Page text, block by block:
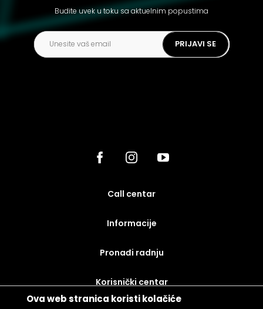
Ova web stranica koristi kolačiće
Budite uvek u toku sa aktuelnim popustima
PRIJAVI SE
call centar
Informacije
Pronađi radnju
korisnički centar